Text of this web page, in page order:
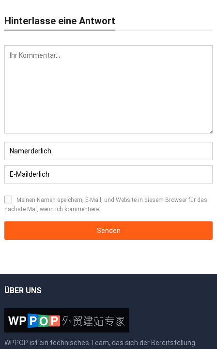
Hinterlasse eine Antwort
Meinen Namen speichern, E-Mail, und Website in diesem Browser für das
nächste Mal, wenn ich kommentiere.
ÜBER UNS
WPPOP ist ein technisches Team, das sich der Bereitstellung